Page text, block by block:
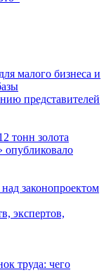
малого бизнеса и
представителей
тонн золота
законопроектом
экспертов,
труда: чего